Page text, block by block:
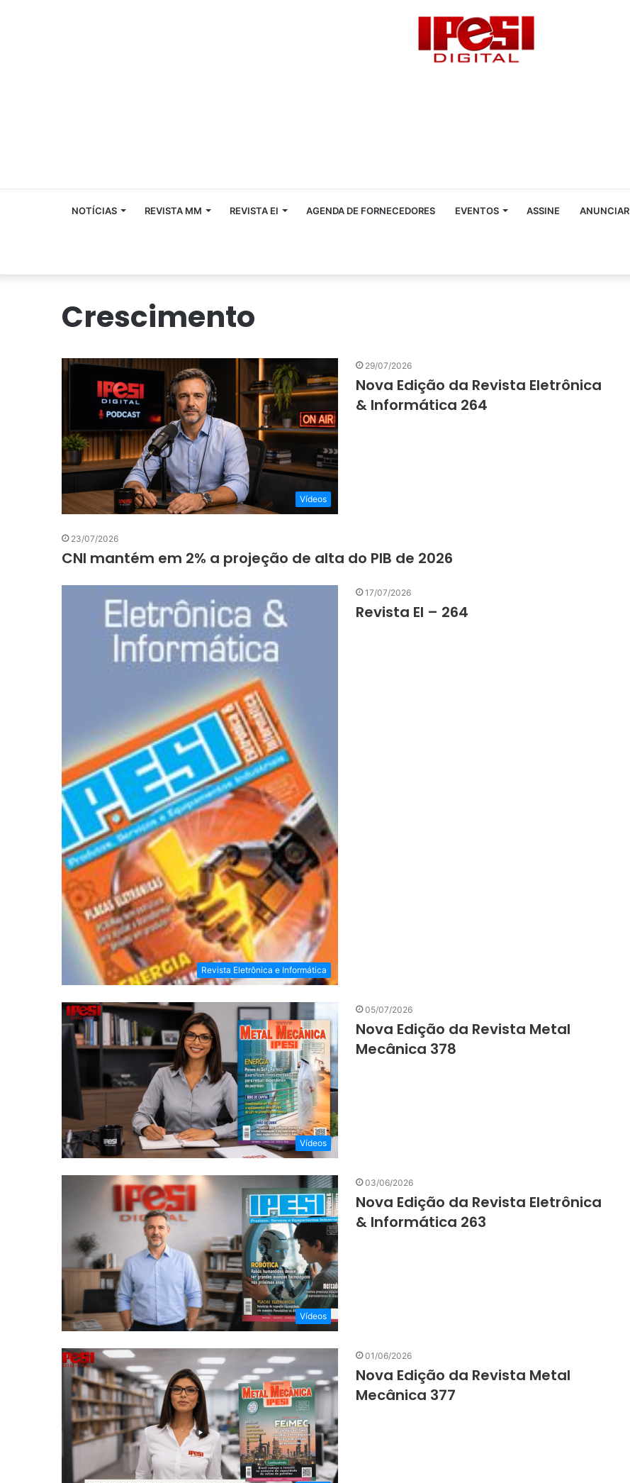
NOTÍCIAS REVISTA MM REVISTA EI AGENDA DE FORNECEDORES EVENTOS ASSINE ANUNCIAR
Crescimento
Vídeos
29/07/2026
Nova Edição da Revista Eletrônica
& Informática 264
23/07/2026
CNI mantém em 2% a projeção de alta do PIB de 2026
Revista Eletrônica e Informática
17/07/2026
Revista EI – 264
Vídeos
05/07/2026
Nova Edição da Revista Metal
Mecânica 378
Vídeos
03/06/2026
Nova Edição da Revista Eletrônica
& Informática 263
01/06/2026
Nova Edição da Revista Metal
Mecânica 377